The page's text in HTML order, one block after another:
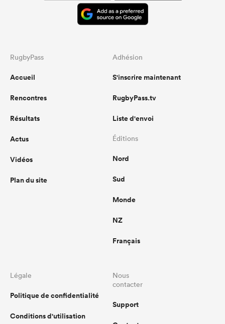
RugbyPass
Accueil
Rencontres
Résultats
Actus
Vidéos
Plan du site
Adhésion
S'inscrire maintenant
RugbyPass.tv
Liste d'envoi
Éditions
Nord
Sud
Monde
NZ
Français
Légale
Politique de confidentialité
Conditions d'utilisation
Nous
contacter
Support